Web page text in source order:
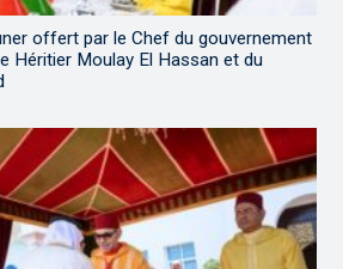
offert par le Chef du gouvernement
Héritier Moulay El Hassan et du